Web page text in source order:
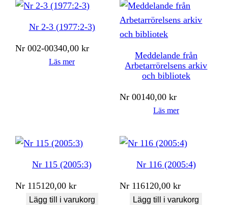
senaste
Nr 2-3 (1977:2-3)
Nr 002-00340,00kr
Läs mer
Meddelande från
Arbetarrörelsens arkiv
och bibliotek
Nr 00140,00kr
Läs mer
Nr 115 (2005:3)
Nr 115120,00kr
Lägg till i varukorg
Nr 116 (2005:4)
Nr 116120,00kr
Lägg till i varukorg